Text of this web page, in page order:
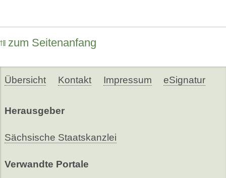
zum Seitenanfang
Übersicht Kontakt Impressum eSignatur
Herausgeber
Sächsische Staatskanzlei
Verwandte Portale